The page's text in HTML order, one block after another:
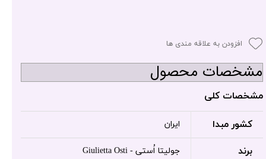
افزودن به علاقه مندی ها
مشخصات محصول
مشخصات کلی
کشور مبدا ایران
برند جولیتا اُستی - Giulietta Osti